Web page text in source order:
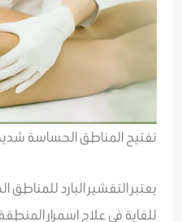
تفتيح المناطق الحساسة
يعتبر التقشير البارد
للغاية في علاج اسمرار